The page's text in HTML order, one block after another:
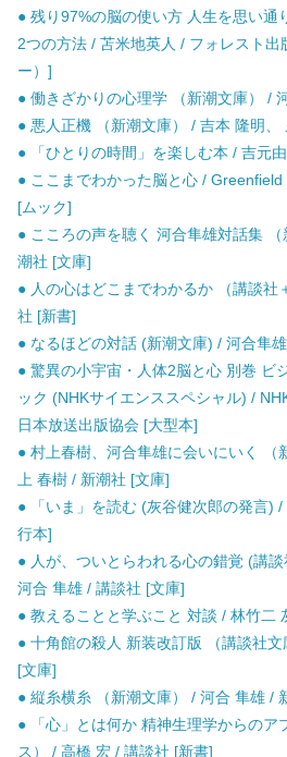
● 残り97%の脳の使い方 人生を思い通
2つの方法 / 苫米地英人 / フォレスト
ー）]
● 働きざかりの心理学 （新潮文庫） /
● 悪人正機 （新潮文庫） / 吉本 隆明
● 「ひとりの時間」を楽しむ本 / 吉元
● ここまでわかった脳と心 /
[ムック]
● こころの声を聴く 河合隼雄対話集
潮社 [文庫]
● 人の心はどこまでわかるか （講談社
社 [新書]
● なるほどの対話 (新潮文庫) / 河合隼
● 驚異の小宇宙・人体2脳と心 別巻 ビ
ック (NHKサイエンススペシャル) /
日本放送出版協会 [大型本]
● 村上春樹、河合隼雄に会いにいく （
上 春樹 / 新潮社 [文庫]
● 「いま」を読む (灰谷健次郎の発言)
行本]
● 人が、ついとらわれる心の錯覚 (講談
河合 隼雄 / 講談社 [文庫]
● 教えることと学ぶこと 対談 / 林竹二
● 十角館の殺人 新装改訂版 （講談社
[文庫]
● 縦糸横糸 （新潮文庫） / 河合 隼雄 /
● 「心」とは何か 精神生理学からのア
ス） / 高橋 宏 / 講談社 [新書]